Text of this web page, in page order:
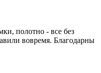
полотно - все без
вовремя. Благодарны